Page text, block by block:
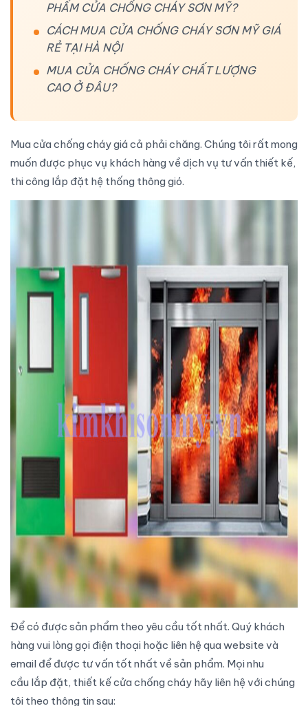
PHẨM CỬA CHỐNG CHÁY SƠN MỸ?
CÁCH MUA CỬA CHỐNG CHÁY SƠN MỸ GIÁ
RẺ TẠI HÀ NỘI
MUA CỬA CHỐNG CHÁY CHẤT LƯỢNG
CAO Ở ĐÂU?
Mua cửa chống cháygiá cả phải chăng. Chúng tôi rất mong
muốn được phục vụ khách hàng về dịch vụ tư vấn thiết kế,
thi công lắp đặt hệ thống thông gió.
Để có được sản phẩm theo yêu cầu tốt nhất. Quý khách
hàng vui lòng gọi điện thoại hoặc liên hệ qua website và
email để được tư vấn tốt nhất về sản phẩm. Mọi nhu
cầu lắp đặt, thiết kếcửa chống cháy hãy liên hệ với chúng
tôi theo thông tin sau: